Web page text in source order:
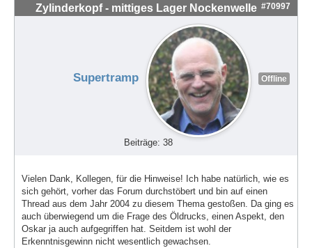
Zylinderkopf - mittiges Lager Nockenwelle #70997
Supertramp Offline
Beiträge: 38
Vielen Dank, Kollegen, für die Hinweise! Ich habe natürlich, wie es
sich gehört, vorher das Forum durchstöbert und bin auf einen
Thread aus dem Jahr 2004 zu diesem Thema gestoßen. Da ging es
auch überwiegend um die Frage des Öldrucks, einen Aspekt, den
Oskar ja auch aufgegriffen hat. Seitdem ist wohl der
Erkenntnisgewinn nicht wesentlich gewachsen.